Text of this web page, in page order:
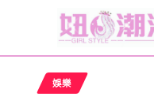
娛樂